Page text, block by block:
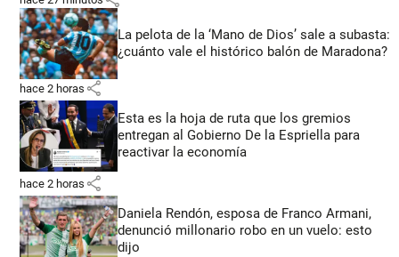
La pelota de la ‘Mano de Dios’ sale a subasta:
¿cuánto vale el histórico balón de Maradona?
hace 2 horas share
Esta es la hoja de ruta que los gremios
entregan al Gobierno De la Espriella para
reactivar la economía
hace 2 horas share
Daniela Rendón, esposa de Franco Armani,
denunció millonario robo en un vuelo: esto
dijo